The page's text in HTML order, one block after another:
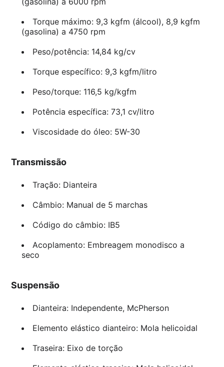
Torque máximo: 9,3 kgfm (álcool), 8,9 kgfm
(gasolina) a 4750 rpm
Peso/potência: 14,84 kg/cv
Torque específico: 9,3 kgfm/litro
Peso/torque: 116,5 kg/kgfm
Potência específica: 73,1 cv/litro
Viscosidade do óleo: 5W-30
Transmissão
Tração: Dianteira
Câmbio: Manual de 5 marchas
Código do câmbio: IB5
Acoplamento: Embreagem monodisco a
seco
Suspensão
Dianteira: Independente, McPherson
Elemento elástico dianteiro: Mola helicoidal
Traseira: Eixo de torção